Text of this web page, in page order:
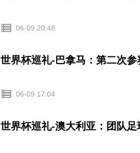
06-09 20:48
世界杯巡礼-巴拿马：第二次
06-09 17:04
世界杯巡礼-澳大利亚：团队